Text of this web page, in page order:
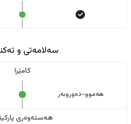
سەلامەتی و
کامێرا
هەموو-دەوروبەر
هەستەوەری